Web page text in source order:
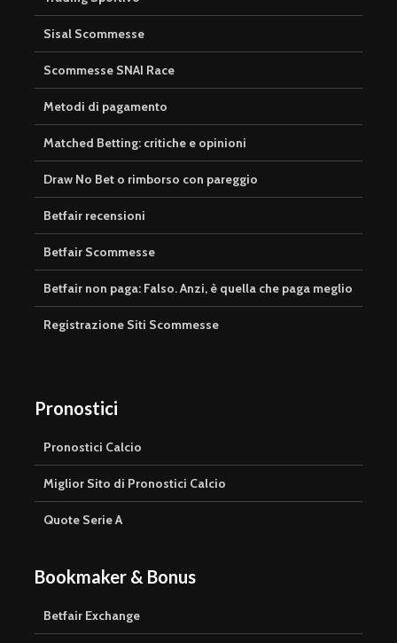
Sisal Scommesse
Scommesse SNAI Race
Metodi di pagamento
Matched Betting: critiche e opinioni
Draw No Bet o rimborso con pareggio
Betfair recensioni
Betfair Scommesse
Betfair non paga: Falso. Anzi, è quella che paga meglio
Registrazione Siti Scommesse
Pronostici
Pronostici Calcio
Miglior Sito di Pronostici Calcio
Quote Serie A
Bookmaker & Bonus
Betfair Exchange